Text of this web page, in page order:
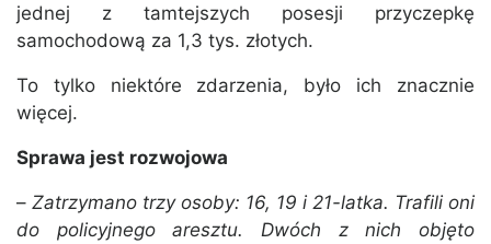
jednej z tamtejszych posesji przyczepkę
samochodową za 1,3 tys. złotych.
To tylko niektóre zdarzenia, było ich znacznie
więcej.
Sprawa jest rozwojowa
– Zatrzymano trzy osoby: 16, 19 i 21-latka. Trafili oni
do policyjnego aresztu. Dwóch z nich objęto